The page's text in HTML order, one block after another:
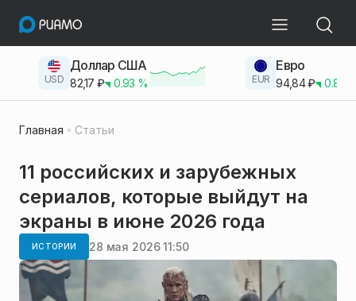
USD
Доллар США
82,17 ₽ 0.93 % EUR
Евро
94,84₽ 0.83
Главная Статьи
11 российских и зарубежных
сериалов, которые выйдут на
экраны в июне 2026 года
ИСТОРИИ 28 мая 2026 11:50